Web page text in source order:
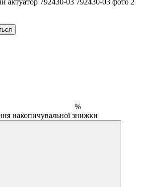
%
накопичувальної знижки